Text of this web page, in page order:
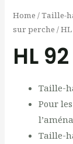
Home /Taille-
sur perche / HL
HL
Taille-
Pour
Taille-